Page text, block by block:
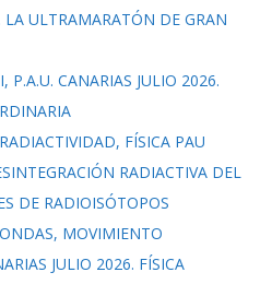
LA ULTRAMARATÓN DE GRAN
P.A.U. CANARIAS JULIO 2026.
FÍSICA PAU
RADIACTIVA DEL
DE RADIOISÓTOPOS
MOVIMIENTO
JULIO 2026. FÍSICA